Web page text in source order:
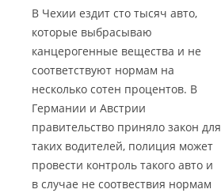
В Чехии ездит сто тысяч авто,
которые выбрасываю
канцерогенные вещества и не
соответствуют нормам на
несколько сотен процентов. В
Германии и Австрии
правительство приняло закон для
таких водителей, полиция может
провести контроль такого авто и
в случае не соотвествия нормам